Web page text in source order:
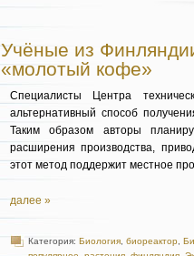
Учёные из
«молотый кофе»
Специалисты Центра
альтернативный способ
Таким образом авторы
расширения производства,
этот метод поддержит местное
далее »
Категория: Биология биореактор